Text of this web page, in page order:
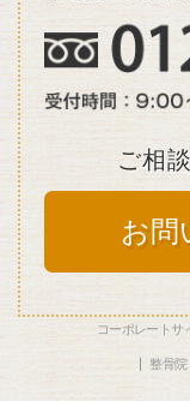
ご相
お問
コーポレートサ
整骨